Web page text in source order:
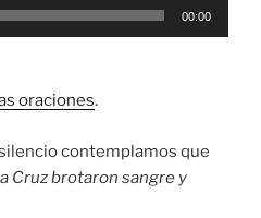
00:00
oraciones.
contemplamos que
Cruz brotaron sangre y